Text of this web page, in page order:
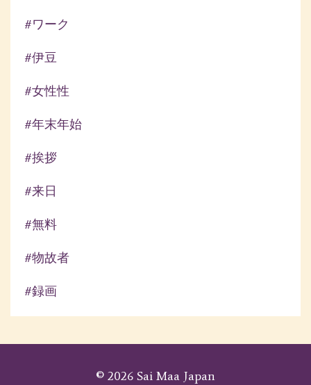
#ワーク
#伊豆
#女性性
#年末年始
#挨拶
#来日
#無料
#物故者
#録画
© 2026 Sai Maa Japan